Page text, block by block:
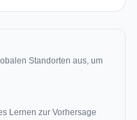
Standorten aus, um
Lernen zur Vorhersage